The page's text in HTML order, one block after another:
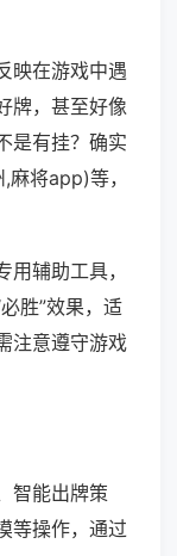
映在游戏中遇
牌，甚至好像
是有挂？确实
将app)等，
辅助工具，
胜”效果，适
注意遵守游戏
智能出牌策
等操作，通过